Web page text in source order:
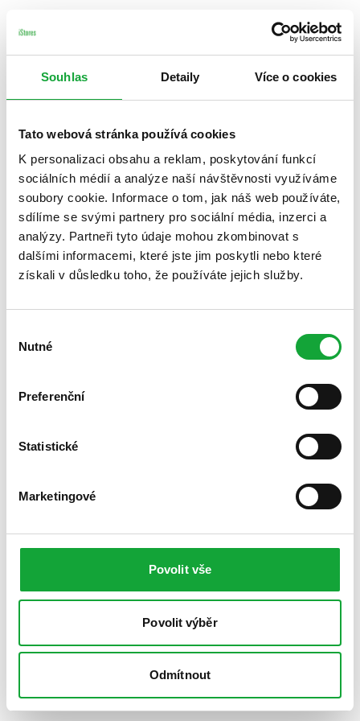
Souhlas Detaily Více o cookies
Tato webová stránka používá cookies
K personalizaci obsahu a reklam, poskytování funkcí
sociálních médií a analýze naší návštěvnosti využíváme
soubory cookie. Informace o tom, jak náš web používáte,
sdílíme se svými partnery pro sociální média, inzerci a
analýzy. Partneři tyto údaje mohou zkombinovat s
dalšími informacemi, které jste jim poskytli nebo které
získali v důsledku toho, že používáte jejich služby.
souhlasu
Nutné
Preferenční
Statistické
Marketingové
Povolit vše
Povolit výběr
Odmítnout